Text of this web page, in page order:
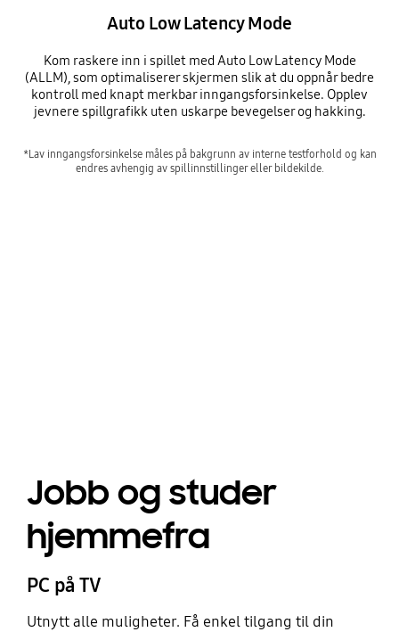
Auto Low Latency Mode
Kom raskere inn i spillet med Auto Low Latency Mode
(ALLM), som optimaliserer skjermen slik at du oppnår bedre
kontroll med knapt merkbar inngangsforsinkelse. Opplev
jevnere spillgrafikk uten uskarpe bevegelser og hakking.
*Lav inngangsforsinkelse måles på bakgrunn av interne testforhold og kan
endres avhengig av spillinnstillinger eller bildekilde.
Jobb og studer
hjemmefra
PC på TV
Utnytt alle muligheter. Få enkel tilgang til din